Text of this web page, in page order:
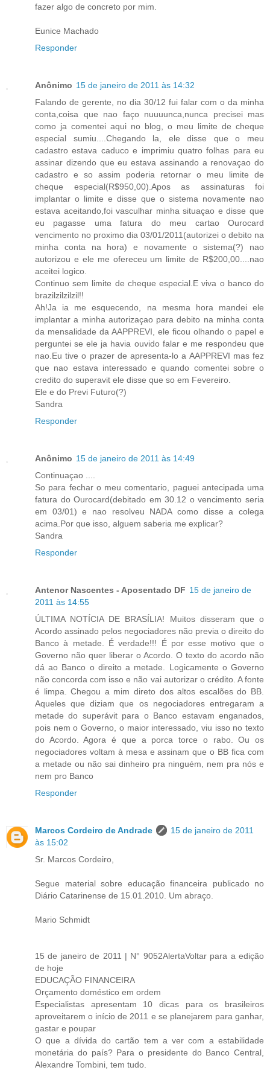
fazer algo de concreto por mim.
Eunice Machado
Responder
Anônimo 15 de janeiro de 2011 às 14:32
Falando de gerente, no dia 30/12 fui falar com o da minha
conta,coisa que nao faço nuuuunca,nunca precisei mas
como ja comentei aqui no blog, o meu limite de cheque
especial sumiu....Chegando la, ele disse que o meu
cadastro estava caduco e imprimiu quatro folhas para eu
assinar dizendo que eu estava assinando a renovaçao do
cadastro e so assim poderia retornar o meu limite de
cheque especial(R$950,00).Apos as assinaturas foi
implantar o limite e disse que o sistema novamente nao
estava aceitando,foi vasculhar minha situaçao e disse que
eu pagasse uma fatura do meu cartao Ourocard
vencimento no proximo dia 03/01/2011(autorizei o debito na
minha conta na hora) e novamente o sistema(?) nao
autorizou e ele me ofereceu um limite de R$200,00....nao
aceitei logico.
Continuo sem limite de cheque especial.E viva o banco do
brazilzilzilzil!!
Ah!Ja ia me esquecendo, na mesma hora mandei ele
implantar a minha autorizaçao para debito na minha conta
da mensalidade da AAPPREVI, ele ficou olhando o papel e
perguntei se ele ja havia ouvido falar e me respondeu que
nao.Eu tive o prazer de apresenta-lo a AAPPREVI mas fez
que nao estava interessado e quando comentei sobre o
credito do superavit ele disse que so em Fevereiro.
Ele e do Previ Futuro(?)
Sandra
Responder
Anônimo 15 de janeiro de 2011 às 14:49
Continuaçao ....
So para fechar o meu comentario, paguei antecipada uma
fatura do Ourocard(debitado em 30.12 o vencimento seria
em 03/01) e nao resolveu NADA como disse a colega
acima.Por que isso, alguem saberia me explicar?
Sandra
Responder
Antenor Nascentes - Aposentado DF 15 de janeiro de
2011 às 14:55
ÚLTIMA NOTÍCIA DE BRASÍLIA! Muitos disseram que o
Acordo assinado pelos negociadores não previa o direito do
Banco à metade. É verdade!!! É por esse motivo que o
Governo não quer liberar o Acordo. O texto do acordo não
dá ao Banco o direito a metade. Logicamente o Governo
não concorda com isso e não vai autorizar o crédito. A fonte
é limpa. Chegou a mim direto dos altos escalões do BB.
Aqueles que diziam que os negociadores entregaram a
metade do superávit para o Banco estavam enganados,
pois nem o Governo, o maior interessado, viu isso no texto
do Acordo. Agora é que a porca torce o rabo. Ou os
negociadores voltam à mesa e assinam que o BB fica com
a metade ou não sai dinheiro pra ninguém, nem pra nós e
nem pro Banco
Responder
Marcos Cordeiro de Andrade
15 de janeiro de 2011
às 15:02
Sr. Marcos Cordeiro,
Segue material sobre educação financeira publicado no
Diário Catarinense de 15.01.2010. Um abraço.
Mario Schmidt
15 de janeiro de 2011 | N° 9052AlertaVoltar para a edição
de hoje
EDUCAÇÃO FINANCEIRA
Orçamento doméstico em ordem
Especialistas apresentam 10 dicas para os brasileiros
aproveitarem o início de 2011 e se planejarem para ganhar,
gastar e poupar
O que a dívida do cartão tem a ver com a estabilidade
monetária do país? Para o presidente do Banco Central,
Alexandre Tombini, tem tudo.